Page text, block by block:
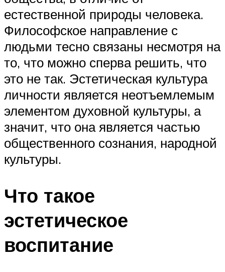
естественной природы человека.
Философское направление с
людьми тесно связаны несмотря на
то, что можно сперва решить, что
это не так. Эстетическая культура
личности является неотъемлемым
элементом духовной культуры, а
значит, что она является частью
общественного сознания, народной
культуры.
Что такое
эстетическое
воспитание